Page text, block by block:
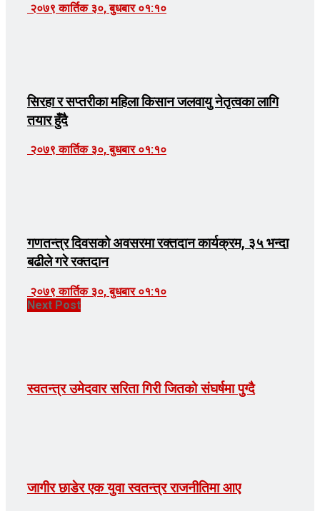
२०७९ कार्तिक ३०, बुधबार ०१:१०
सिरहा र सप्तरीका महिला किसान जलवायु नेतृत्वका लागि
तयार हुँदै
२०७९ कार्तिक ३०, बुधबार ०१:१०
गणतन्त्र दिवसको अवसरमा रक्तदान कार्यक्रम, ३५ भन्दा
बढीले गरे रक्तदान
२०७९ कार्तिक ३०, बुधबार ०१:१०
Next Post
स्वतन्त्र उमेदवार सरिता गिरी जितको संघर्षमा पुग्दै
जागीर छाडेर एक युवा स्वतन्त्र राजनीतिमा आए